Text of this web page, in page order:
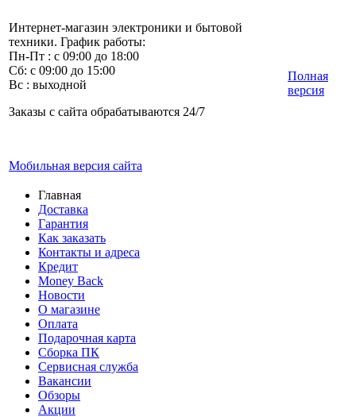
Интернет-магазин электроники и бытовой
техники. График работы:
Пн-Пт : с 09:00 до 18:00
Сб: с 09:00 до 15:00
Вс : выходной
Заказы с сайта обрабатываются 24/7
Мобильная версия сайта
Полная
версия
Главная
Доставка
Гарантия
Как заказать
Контакты и адреса
Кредит
Money Back
Новости
О магазине
Оплата
Подарочная карта
Сборка ПК
Сервисная служба
Вакансии
Обзоры
Акции